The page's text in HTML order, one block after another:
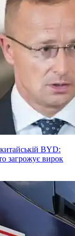
BYD:
загрожує вирок